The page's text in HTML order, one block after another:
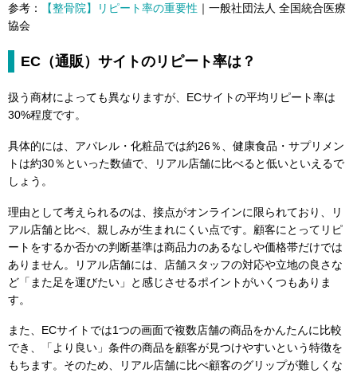
参考： 【整骨院】リピート率の重要性 ｜一般社団法人 全国統合医療
協会
EC（通販）サイトのリピート率は？
扱う商材によっても異なりますが、ECサイトの平均リピート率は
30%程度です。
具体的には、アパレル・化粧品では約26％、健康食品・サプリメン
トは約30％といった数値で、リアル店舗に比べると低いといえるで
しょう。
理由として考えられるのは、接点がオンラインに限られており、リ
アル店舗と比べ、親しみが生まれにくい点です。顧客にとってリピ
ートをするか否かの判断基準は商品力のあるなしや価格帯だけでは
ありません。リアル店舗には、店舗スタッフの対応や立地の良さな
ど「また足を運びたい」と感じさせるポイントがいくつもありま
す。
また、ECサイトでは1つの画面で複数店舗の商品をかんたんに比較
でき、「より良い」条件の商品を顧客が見つけやすいという特徴を
もちます。そのため、リアル店舗に比べ顧客のグリップが難しくな